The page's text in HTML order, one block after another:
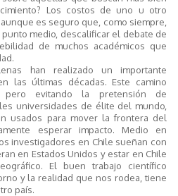
Los costos de uno u otro
es seguro que, como siempre,
medio, descalificar el debate de
de muchos académicos que
han realizado un importante
las últimas décadas. Este camino
pero evitando la pretensión de
universidades de élite del mundo,
usados para mover la frontera del
esperar impacto. Medio en
investigadores en Chile sueñan con
en Estados Unidos y estar en Chile
El buen trabajo científico
y la realidad que nos rodea, tiene
país.